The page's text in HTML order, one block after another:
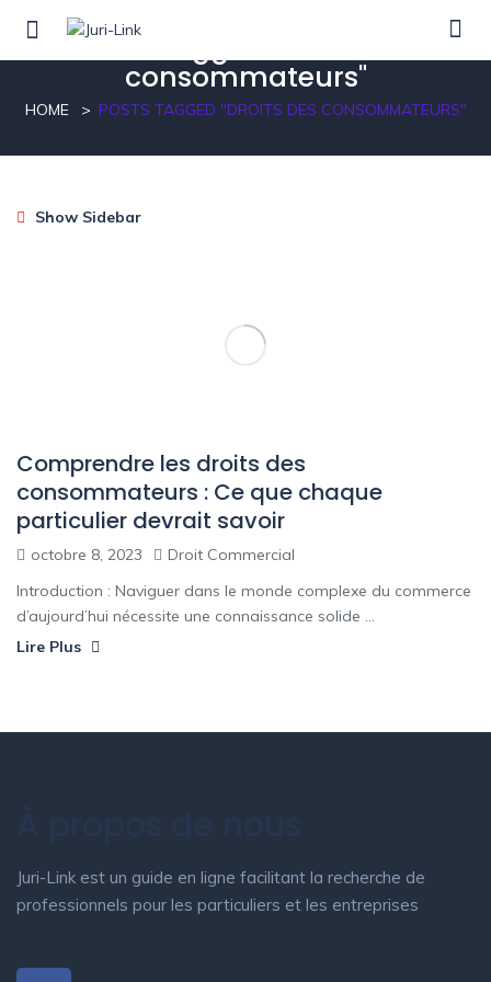
Posts tagged"Droits des
consommateurs"
HOME POSTS TAGGED "DROITS DES CONSOMMATEURS"
Show Sidebar
Comprendre les droits des
consommateurs : Ce que chaque
particulier devrait savoir
octobre 8, 2023
Droit Commercial
Introduction : Naviguer dans le monde complexe du commerce
d’aujourd’hui nécessite une connaissance solide ...
Lire Plus
Juri-Link est un guide en ligne facilitant la recherche de
professionnels pour les particuliers et les entreprises